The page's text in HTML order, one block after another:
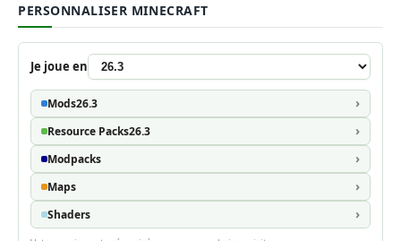
PERSONNALISER MINECRAFT
Je joue en
Mods26.3
Resource Packs26.3
Modpacks
Maps
Shaders